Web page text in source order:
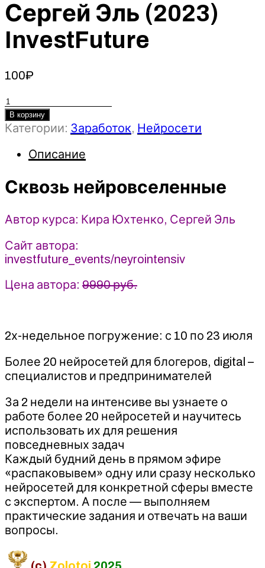
Сергей Эль (2023)
InvestFuture
100₽
Количество
товара
Сквозь
Юхтенко,
Эль
(2023)
InvestFuture
В корзину
Категории: Заработок, Нейросети
Описание
Сквозь нейровселенные
Автор курса: Кира Юхтенко, Сергей Эль
Сайт автора:
investfuture_events/neyrointensiv
Цена автора: 9990 руб.
2х-недельное погружение: с 10 по 23 июля
Более 20 нейросетей для блогеров, digital –
специалистов и предпринимателей
За 2 недели на интенсиве вы узнаете о
работе более 20 нейросетей и научитесь
использовать их для решения
повседневных задач
Каждый будний день в прямом эфире
«распаковывем» одну или сразу несколько
нейросетей для конкретной сферы вместе
с экспертом. А после — выполняем
практические задания и отвечать на ваши
вопросы.